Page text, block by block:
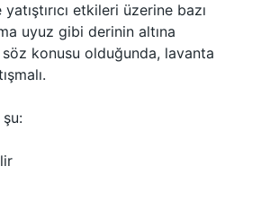
etkileri üzerine bazı
uyuz gibi derinin altına
konusu olduğunda, lavanta